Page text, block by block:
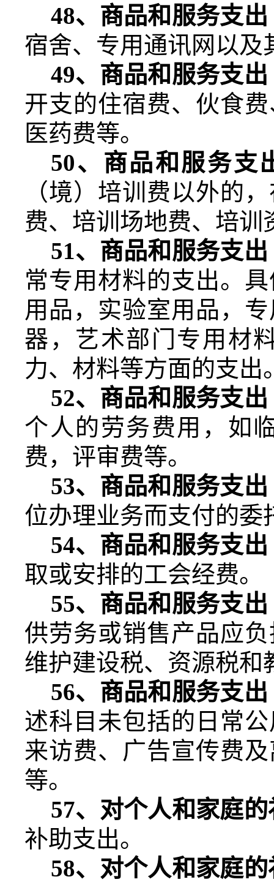
48、商品和服务支
宿舍、专用通讯网以及
49、商品和服务支
开支的住宿费、伙食
医药费等。
50、商品和服务支
（境）培训费以外的
费、培训场地费、培
51、商品和服务支
常专用材料的支出。
用品，实验室用品，
器，艺术部门专用材
力、材料等方面的支出
52、商品和服务支
个人的劳务费用，如
费，评审费等。
53、商品和服务支
位办理业务而支付的委
54、商品和服务支
取或安排的工会经费。
55、商品和服务支
供劳务或销售产品应
维护建设税、资源税和
56、商品和服务支
述科目未包括的日常
来访费、广告宣传费
等。
57、对个人和家庭
补助支出。
58、对个人和家庭